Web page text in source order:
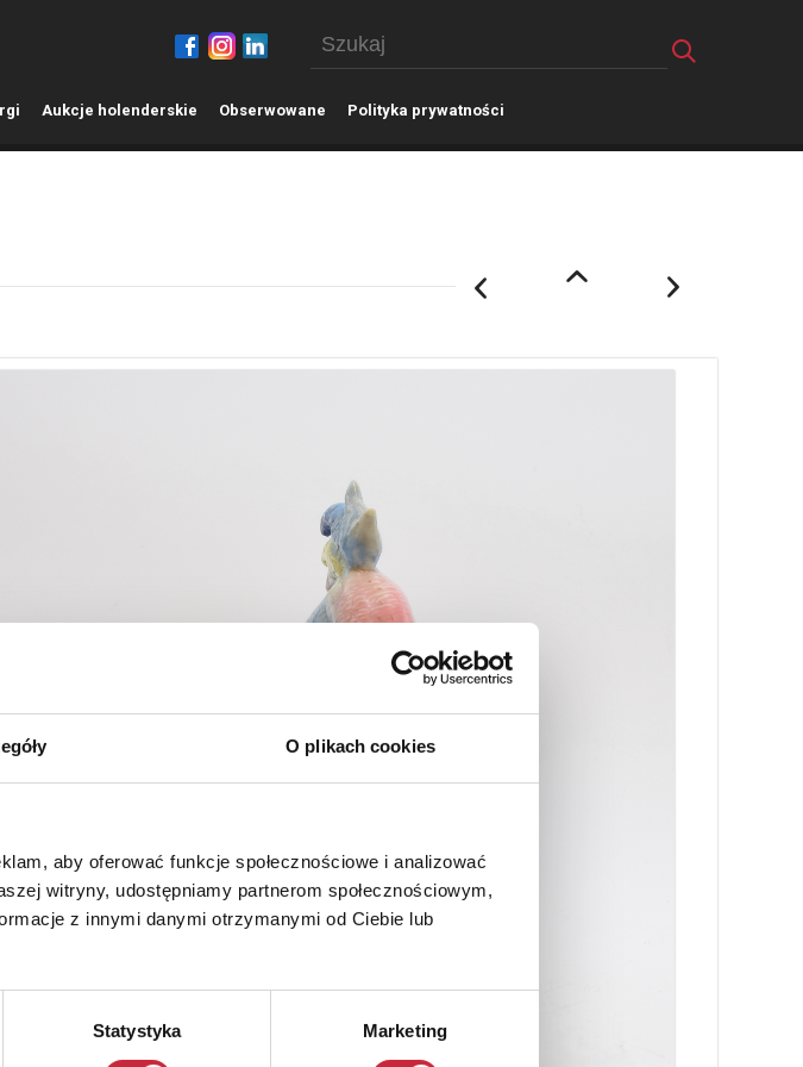
O plikach cookies
aby oferować funkcje społecznościowe i analizować
witryny, udostępniamy partnerom społecznościowym,
z innymi danymi otrzymanymi od Ciebie lub
Statystyka Marketing
Aukcje holenderskie Obserwowane Polityka prywatności